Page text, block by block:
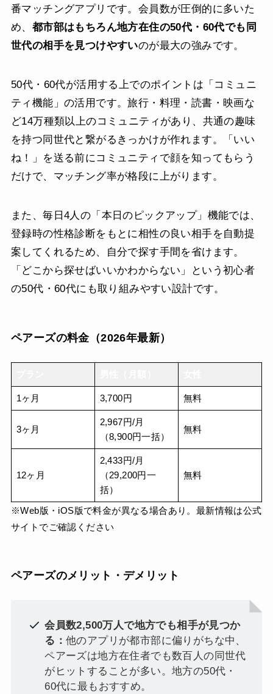
番マッチングアプリです。会員数が圧倒的に多いた
め、 都市部はもちろん地方在住の50代・60代でも同
世代の相手を見つけやすいのが最大の強みです。
50代・60代が活用する上でのポイントは「コミュニ
ティ機能」の活用です。旅行・料理・読書・映画な
ど14万種類以上のコミュニティがあり、共通の趣味
を持つ同世代と繋がるきっかけが作れます。「いい
ね！」を送る前にコミュニティで顔を知ってもらう
だけで、マッチング率が格段に上がります。
また、毎日4人の「本日のピックアップ」機能では、
登録時の性格診断をもとに相性の良い相手を自動提
案してくれるため、自分で探す手間を省けます。
「どこから探せばいいかわからない」という初心者
の50代・60代にも取り組みやすい設計です。
ペアーズの料金（2026年最新）
1ヶ月 3,700円 無料
3ヶ月
2,967円/月
（8,900円一括）
無料
12ヶ月
2,433円/月
（29,200円一
括）
無料
※Web版・iOS版で料金が異なる場合あり。最新情報は公式
サイトでご確認ください
ペアーズのメリット・デメリット
会員数2,500万人で地方でも相手が見つか
る：他のアプリが都市部に偏りがちな中、
ペアーズは地方在住者でも数百人の同世代
がヒットすることが多い。地方の50代・
60代に最もおすすめ。